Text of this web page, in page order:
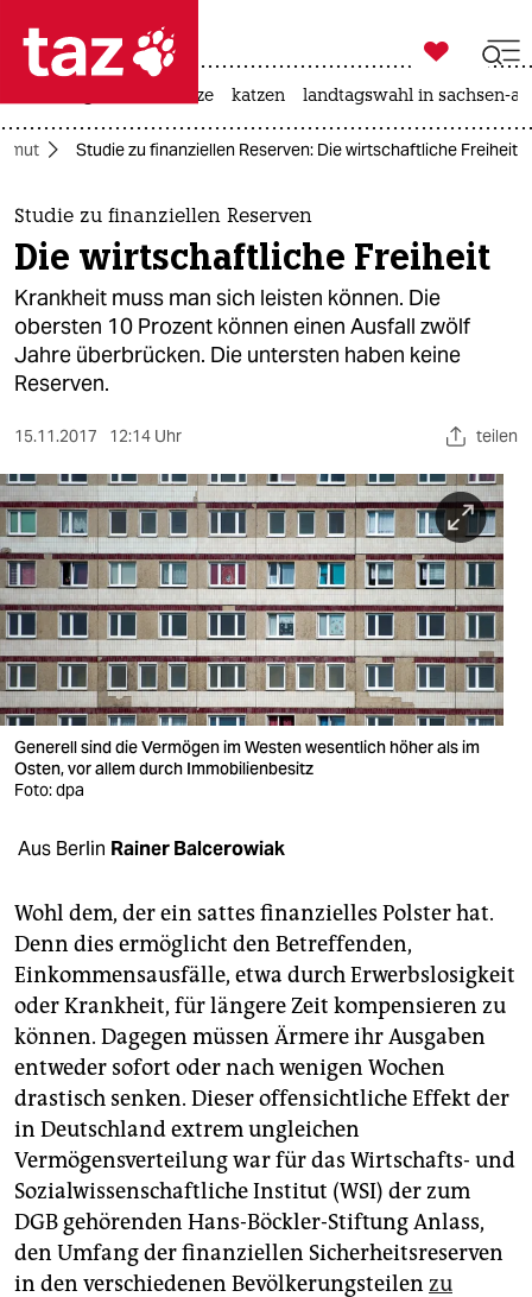
 taz zahl ich
taz zahl ich
themen
politik
öko
gesellschaft
kultur
sport
berlin
nord
wahrheit
verlag
verlag
veranstaltungen
unterstützen
abo
genossenschaft
epaper login

taz zahl ich
hitze katzen landtagswahl in sachsen-
Studie zu finanziellen Reserven: Die wirtschaftliche Freiheit
Studie zu finanziellen Reserven
Die wirtschaftliche Freiheit
Krankheit muss man sich leisten können. Die
obersten 10 Prozent können einen Ausfall zwölf
Jahre überbrücken. Die untersten haben keine
Reserven.
15.11.2017 12:14 Uhr teilen
Generell sind die Vermögen im Westen wesentlich höher als im
Osten, vor allem durch Immobilienbesitz
Foto: dpa
Aus Berlin Rainer Balcerowiak
Wohl dem, der ein sattes finanzielles Polster hat.
Denn dies ermöglicht den Betreffenden,
Einkommensausfälle, etwa durch Erwerbslosigkeit
oder Krankheit, für längere Zeit kompensieren zu
können. Dagegen müssen Ärmere ihr Ausgaben
entweder sofort oder nach wenigen Wochen
drastisch senken. Dieser offensichtliche Effekt der
in Deutschland extrem ungleichen
Vermögensverteilung war für das Wirtschafts- und
Sozialwissenschaftliche Institut (WSI) der zum
DGB gehörenden Hans-Böckler-Stiftung Anlass,
den Umfang der finanziellen Sicherheitsreserven
in den verschiedenen Bevölkerungsteilen zu